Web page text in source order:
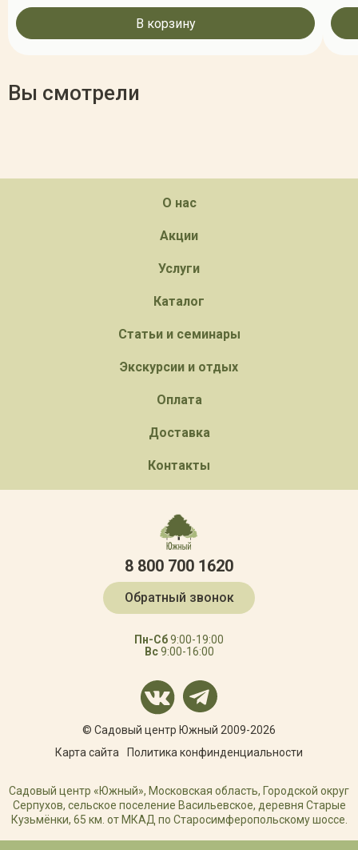
В корзину
Вы смотрели
О нас
Акции
Услуги
Каталог
Статьи и семинары
Экскурсии и отдых
Оплата
Доставка
Контакты
8 800 700 1620
Обратный звонок
Пн-Сб9:00-19:00
Вс9:00-16:00
© Садовый центр Южный 2009-2026
Карта сайта
Политика конфинденциальности
Садовый центр «Южный», Московская область, Городской округ
Серпухов, сельское поселение Васильевское, деревня Старые
Кузьмёнки, 65 км. от МКАД по Старосимферопольскому шоссе.